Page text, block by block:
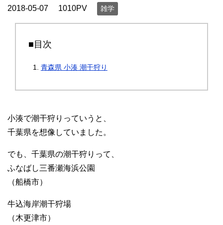
2018-05-07 1010PV 雑学
■目次
青森県 小湊 潮干狩り
小湊で潮干狩りっていうと、
千葉県を想像していました。
でも、千葉県の潮干狩りって、
ふなばし三番瀬海浜公園
（船橋市）
牛込海岸潮干狩場
（木更津市）